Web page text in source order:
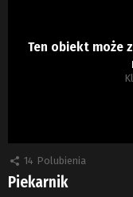
Ten obiekt może
14 Polubienia
Piekarnik